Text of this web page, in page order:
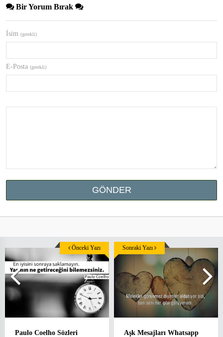
Bir Yorum Bırak
İsim (gerekli)
E-Posta (gerekli)
Paulo Coelho Sözleri
Önceki Yazı
Aşk Mesajları Whatsapp
Sonraki Yazı